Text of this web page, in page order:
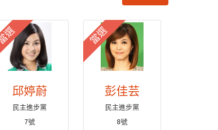
選
邱婷蔚
民主進步黨
7號
當選
彭佳芸
民主進步黨
8號